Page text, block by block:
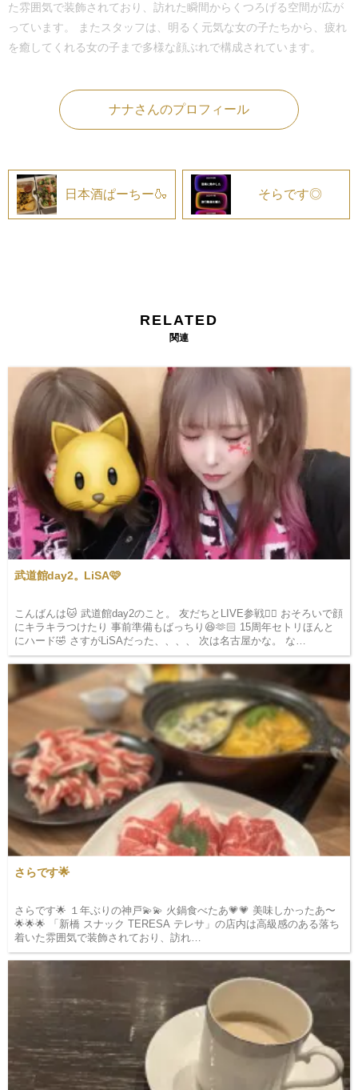
た雰囲気で装飾されており、訪れた瞬間からくつろげる空間が広が
っています。 またスタッフは、明るく元気な女の子たちから、疲れ
を癒してくれる女の子まで多様な顔ぶれで構成されています。
ナナさんのプロフィール
日本酒ぱーちー🍶 そらです◎
RELATED
武道館day2。LiSA🩷
こんばんは🐱 武道館day2のこと。 友だちとLIVE参戦✌🏻 おそろいで顔
にキラキラつけたり 事前準備もばっちり😆🫶🏻 15周年セトリほんと
にハード🤣 さすがLiSAだった、、、、 次は名古屋かな。 な…
さらです🌟
さらです🌟 １年ぶりの神戸💫💫 火鍋食べたあ💗💗 美味しかったあ〜
🌟🌟🌟 「新橋 スナック TERESA テレサ」の店内は高級感のある落ち
着いた雰囲気で装飾されており、訪れ…